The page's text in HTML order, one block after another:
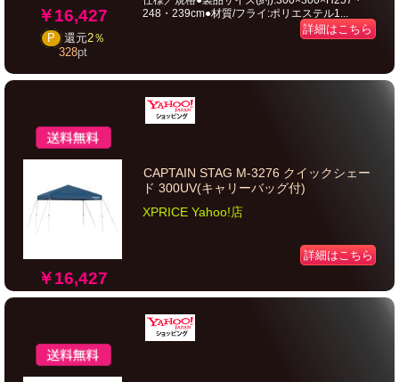
￥16,427
P 還元2％
328pt
248・239cm●材質/フライ:ポリエステル1...
詳細はこちら
￥16,427
CAPTAIN STAG M-3276 クイックシェー
ド 300UV(キャリーバッグ付)
XPRICE Yahoo!店
詳細はこちら